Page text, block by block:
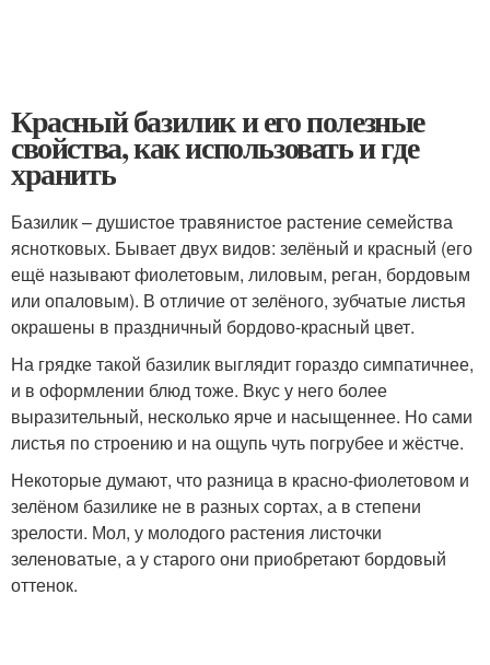
Красный базилик и его полезные
свойства, как использовать и где
хранить
Базилик – душистое травянистое растение семейства
яснотковых. Бывает двух видов: зелёный и красный (его
ещё называют фиолетовым, лиловым, реган, бордовым
или опаловым). В отличие от зелёного, зубчатые листья
окрашены в праздничный бордово-красный цвет.
На грядке такой базилик выглядит гораздо симпатичнее,
и в оформлении блюд тоже. Вкус у него более
выразительный, несколько ярче и насыщеннее. Но сами
листья по строению и на ощупь чуть погрубее и жёстче.
Некоторые думают, что разница в красно-фиолетовом и
зелёном базилике не в разных сортах, а в степени
зрелости. Мол, у молодого растения листочки
зеленоватые, а у старого они приобретают бордовый
оттенок.